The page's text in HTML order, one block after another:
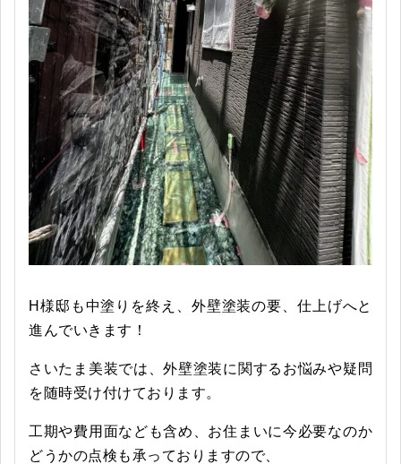
H様邸も中塗りを終え、外壁塗装の要、仕上げへと
進んでいきます！
さいたま美装では、外壁塗装に関するお悩みや疑問
を随時受け付けております。
工期や費用面なども含め、お住まいに今必要なのか
どうかの点検も承っておりますので、